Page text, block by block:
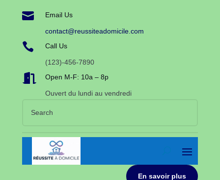
 Email Us
contact@reussiteadomicile.com
 Call Us
(123)-456-7890
 Open M-F: 10a – 8p
Ouvert du lundi au vendredi
En savoir plus